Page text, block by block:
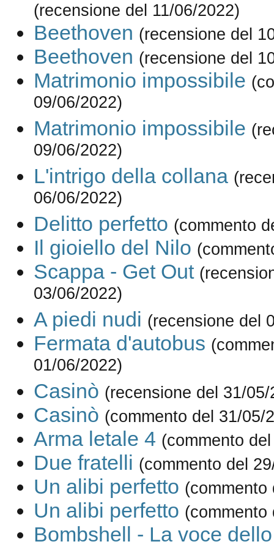
(recensione del 11/06/2022)
Beethoven (recensione del
Beethoven (recensione del
Matrimonio impossibile
09/06/2022)
Matrimonio impossibile
09/06/2022)
L'intrigo della collana
06/06/2022)
Delitto perfetto (commento
Il gioiello del Nilo
Scappa - Get Out
03/06/2022)
A piedi nudi (recensione del
Fermata d'autobus
01/06/2022)
Casinò (recensione del 31/05/
Casinò (commento del 31/05/
Arma letale 4 (commento
Due fratelli (commento del
Un alibi perfetto (commento
Un alibi perfetto (commento
Bombshell - La voce